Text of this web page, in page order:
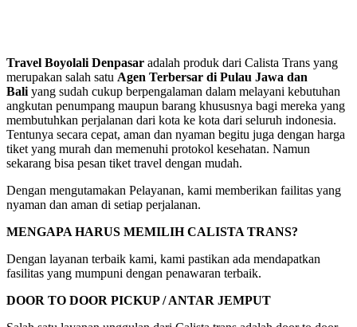
Travel Boyolali Denpasar adalah produk dari Calista Trans yang
merupakan salah satu Agen Terbersar di Pulau Jawa dan
Baliyang sudah cukup berpengalaman dalam melayani kebutuhan
angkutan penumpang maupun barang khususnya bagi mereka yang
membutuhkan perjalanan dari kota ke kota dari seluruh indonesia.
Tentunya secara cepat, aman dan nyaman begitu juga dengan harga
tiket yang murah dan memenuhi protokol kesehatan. Namun
sekarang bisa pesan tiket travel dengan mudah.
Dengan mengutamakan Pelayanan, kami memberikan failitas yang
nyaman dan aman di setiap perjalanan.
MENGAPA HARUS MEMILIH CALISTA TRANS?
Dengan layanan terbaik kami, kami pastikan ada mendapatkan
fasilitas yang mumpuni dengan penawaran terbaik.
DOOR TO DOOR PICKUP / ANTAR JEMPUT